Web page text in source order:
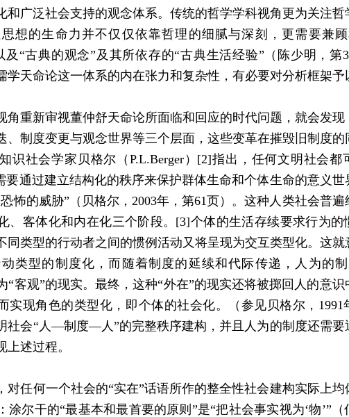
和广泛社会支持的观念体系。传统的哲学学科视角更为关注哲
想的生命力并不仅仅依靠哲理的细腻与深刻，更需要兼
及“古典的观念”及其所依存的“古典生活经验”（陈少明，第
学天命论这一体系的内在张力和复杂性，有必要对分析框架予
角重新审视董仲舒天命论所面临和回应的时代问题，就会发现
、制度变更与观念世界等三个层面，这些变革在摧毁旧制度的
识社会学家贝格尔（P.L.Berger）[2]指出，任何文明社会都
要通过建立结构化的秩序来保护群体生命和个体生命的意义世
怖的威胁”（贝格尔，2003年，第61页）。这种人类社会普
、客体化和内在化三个阶段。[3]个体的生活存续要求行为的
同类型的行动者之间的惯例活动又将呈现为交互类型化。这就
类型的制度化，而随着制度的延续和代际传递，人为的
“客观”的现实。最终，这种“外在”的现实还将被掷回人的意识
实现角色的类型化，即个体的社会化。（参见贝格尔，
社会“人—制度—人”的完整秩序建构，并且人为的制度还需要
述过程。
对任何一个社会的“实在”话语所作的整全性社会建构实际上均
涂尔干的“最基本和最首要的原则”是“把社会事实视为‘物’”（